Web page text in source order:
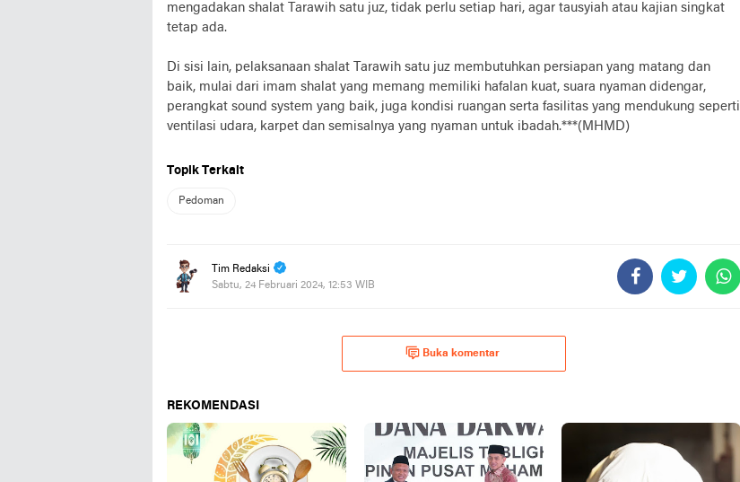
mengadakan shalat Tarawih satu juz, tidak perlu setiap hari, agar tausyiah atau kajian singkat
tetap ada.
Di sisi lain, pelaksanaan shalat Tarawih satu juz membutuhkan persiapan yang matang dan
baik, mulai dari imam shalat yang memang memiliki hafalan kuat, suara nyaman didengar,
perangkat sound system yang baik, juga kondisi ruangan serta fasilitas yang mendukung seperti
ventilasi udara, karpet dan semisalnya yang nyaman untuk ibadah.***(MHMD)
Topik Terkait
Pedoman
Tim Redaksi
Sabtu, 24 Februari 2024, 12:53 WIB
Buka komentar
REKOMENDASI